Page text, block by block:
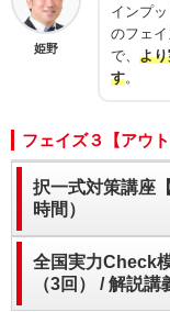
姫野
インプ
のフェ
で、 よ
す。
フェイズ３【アウ
択一式対策講座
時間）
全国実力Check
（3回） / 解説講